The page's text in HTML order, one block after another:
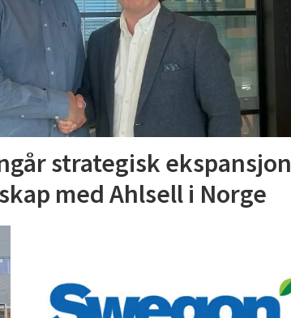
strategisk ekspansjon
med Ahlsell i Norge